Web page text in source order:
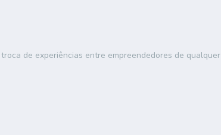
de experiências entre empreendedores de qualquer